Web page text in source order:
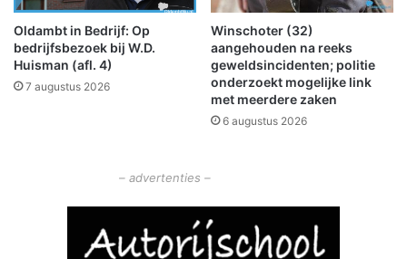
N
n
i
s
h
a
Oldambt in Bedrijf: Op
bedrijfsbezoek bij W.D.
Huisman (afl. 4)
7 augustus 2026
Winschoter (32)
aangehouden na reeks
geweldsincidenten; politie
onderzoekt mogelijke link
met meerdere zaken
6 augustus 2026
– advertenties –